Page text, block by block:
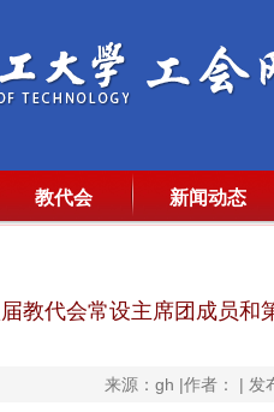
教代会 新闻动态
教代会常设主席团成员和
来源：gh |作者： | 发